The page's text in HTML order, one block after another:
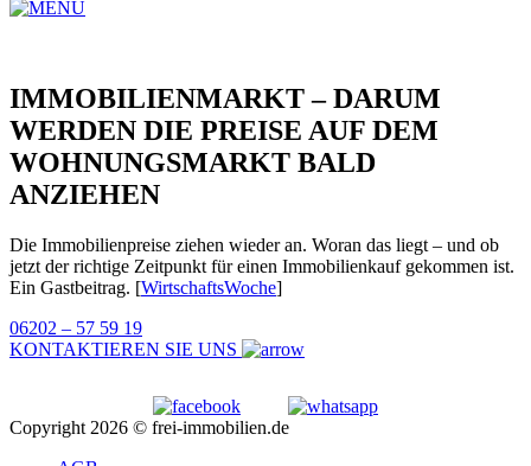
IMMOBILIENMARKT – DARUM
WERDEN DIE PREISE AUF DEM
WOHNUNGSMARKT BALD
ANZIEHEN
Die Immobilienpreise ziehen wieder an. Woran das liegt – und ob
jetzt der richtige Zeitpunkt für einen Immobilienkauf gekommen ist.
Ein Gastbeitrag. [WirtschaftsWoche]
06202 – 57 59 19
KONTAKTIEREN SIE UNS
Copyright 2026 © frei-immobilien.de